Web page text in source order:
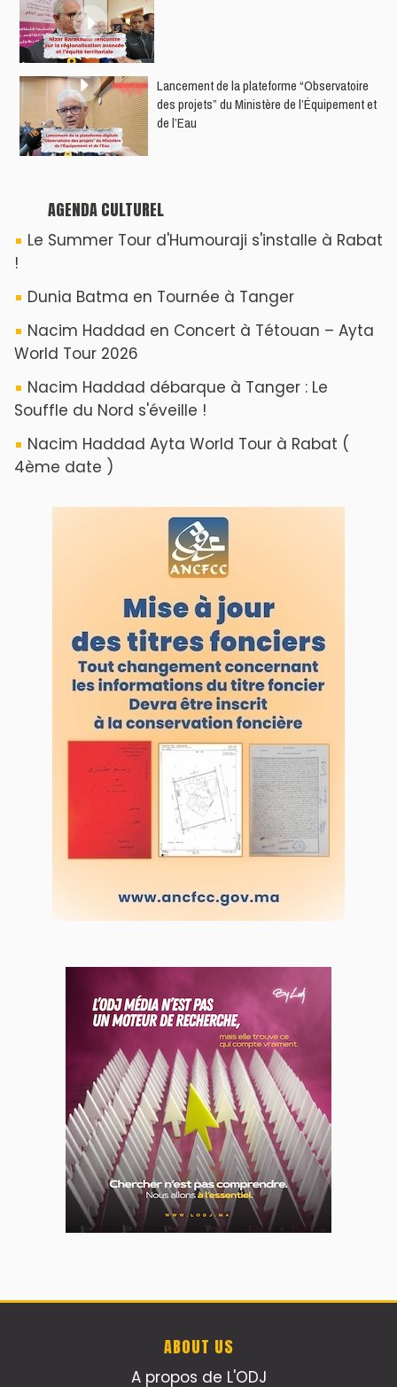
​Lancement de la plateforme “Observatoire
des projets” du Ministère de l’Équipement et
de l’Eau
AGENDA CULTUREL
Le Summer Tour d'Humouraji s'installe à Rabat
!
Dunia Batma en Tournée à Tanger
Nacim Haddad en Concert à Tétouan – Ayta
World Tour 2026
Nacim Haddad débarque à Tanger : Le
Souffle du Nord s'éveille !
Nacim Haddad Ayta World Tour à Rabat (
4ème date )
ABOUT US
A propos de L'ODJ